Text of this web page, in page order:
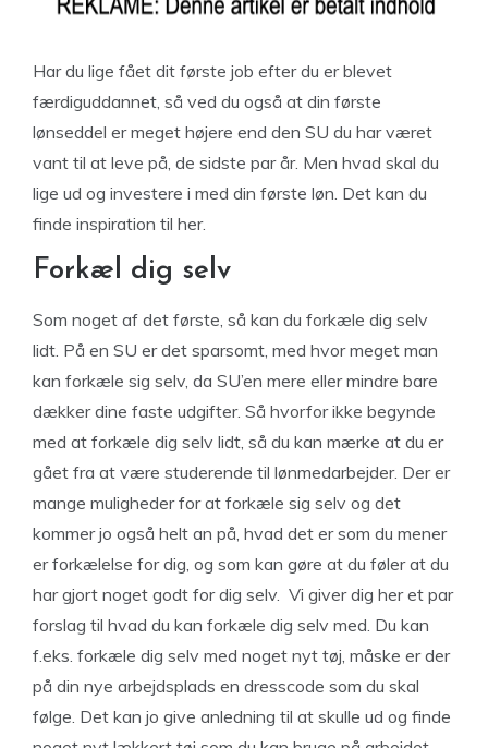
Har du lige fået dit første job efter du er blevet
færdiguddannet, så ved du også at din første
lønseddel er meget højere end den SU du har været
vant til at leve på, de sidste par år. Men hvad skal du
lige ud og investere i med din første løn. Det kan du
finde inspiration til her.
Forkæl dig selv
Som noget af det første, så kan du forkæle dig selv
lidt. På en SU er det sparsomt, med hvor meget man
kan forkæle sig selv, da SU’en mere eller mindre bare
dækker dine faste udgifter. Så hvorfor ikke begynde
med at forkæle dig selv lidt, så du kan mærke at du er
gået fra at være studerende til lønmedarbejder. Der er
mange muligheder for at forkæle sig selv og det
kommer jo også helt an på, hvad det er som du mener
er forkælelse for dig, og som kan gøre at du føler at du
har gjort noget godt for dig selv. Vi giver dig her et par
forslag til hvad du kan forkæle dig selv med. Du kan
f.eks. forkæle dig selv med noget nyt tøj, måske er der
på din nye arbejdsplads en dresscode som du skal
følge. Det kan jo give anledning til at skulle ud og finde